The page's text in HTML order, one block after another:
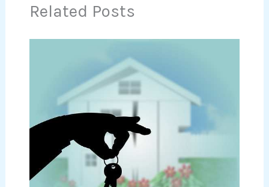
Related Posts